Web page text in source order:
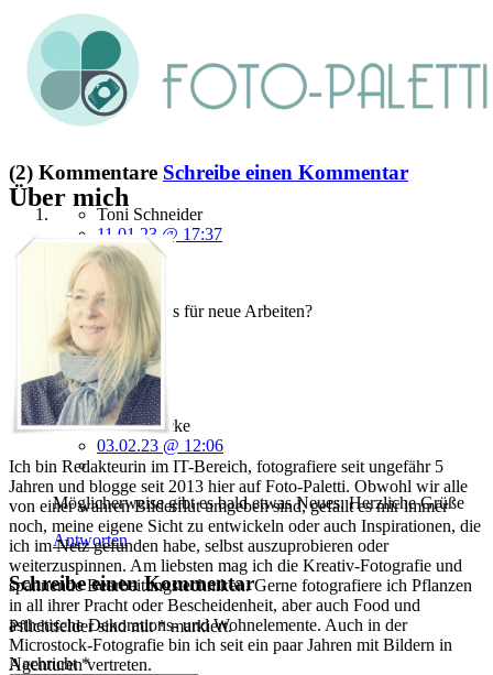
Über mich
Ich bin Redakteurin im IT-Bereich, fotografiere seit ungefähr 5
Jahren und blogge seit 2013 hier auf Foto-Paletti. Obwohl wir alle
von einer wahren Bilderflut umgeben sind, gefällt es mir immer
noch, meine eigene Sicht zu entwickeln oder auch Inspirationen, die
ich im Netz gefunden habe, selbst auszuprobieren oder
weiterzuspinnen. Am liebsten mag ich die Kreativ-Fotografie und
spannende Bearbeitungstechniken. Gerne fotografiere ich Pflanzen
in all ihrer Pracht oder Bescheidenheit, aber auch Food und
ästhetische Dekorations- und Wohnelemente. Auch in der
Microstock-Fotografie bin ich seit ein paar Jahren mit Bildern in
Agenturen vertreten.
(2) Kommentare Schreibe einen Kommentar
Toni Schneider
11.01.23 @ 17:37
Ganz ganz toll.
Gibt es auch Infos für neue Arbeiten?
Mit Dank
Toni
Antworten
Nora Ehricke
03.02.23 @ 12:06
Möglicherweise gibt es bald etwas Neues. Herzliche Grüße
Antworten
Schreibe einen Kommentar
Pflichtfelder sind mit*markiert.
Nachricht*